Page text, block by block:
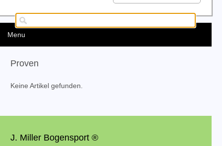
Menu
Proven
Keine Artikel gefunden.
J. Miller Bogensport ®